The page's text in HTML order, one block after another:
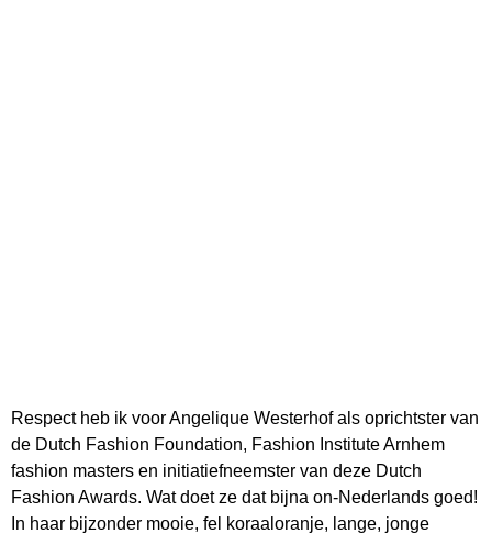
Respect heb ik voor Angelique Westerhof als oprichtster van
de Dutch Fashion Foundation, Fashion Institute Arnhem
fashion masters en initiatiefneemster van deze Dutch
Fashion Awards. Wat doet ze dat bijna on-Nederlands goed!
In haar bijzonder mooie, fel koraaloranje, lange, jonge